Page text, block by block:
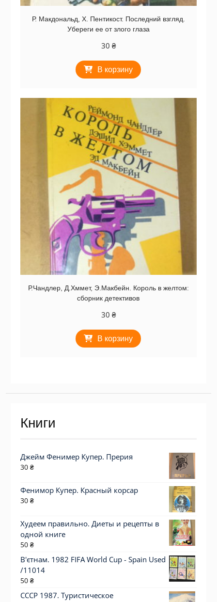
Р. Макдональд, Х. Пентикост. Последний взгляд.
Убереги ее от злого глаза
30 ₴
В корзину
Р.Чандлер, Д.Хммет, Э.Макбейн. Король в желтом:
сборник детективов
30 ₴
В корзину
Книги
Джейм Фенимер Купер. Прерия
30 ₴
Фенимор Купер. Красный корсар
30 ₴
Худеем правильно. Диеты и рецепты в
одной книге
50 ₴
В'єтнам. 1982 FIFA World Cup - Spain Used
/11014
50 ₴
СССР 1987. Туристическое